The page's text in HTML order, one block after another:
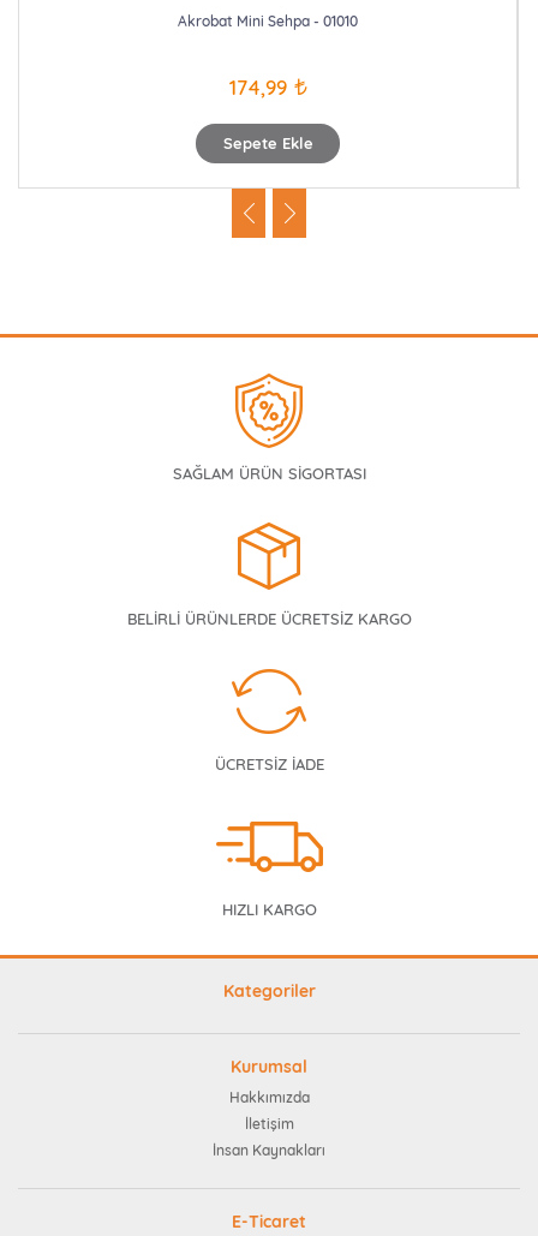
Sepete Ekle
Akrobat Mini Sehpa - 01010
174,99
SAĞLAM ÜRÜN SİGORTASI
BELİRLİ ÜRÜNLERDE ÜCRETSİZ KARGO
ÜCRETSİZ İADE
HIZLI KARGO
Kategoriler
Kurumsal
Hakkımızda
İletişim
İnsan Kaynakları
E-Ticaret